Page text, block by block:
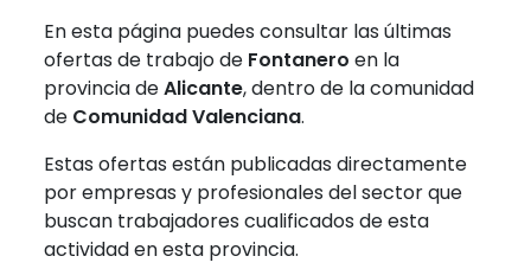
En esta página puedes consultar las últimas
ofertas de trabajo de Fontanero en la
provincia deAlicante, dentro de la comunidad
de Comunidad Valenciana.
Estas ofertas están publicadas directamente
por empresas y profesionales del sector que
buscan trabajadores cualificados de esta
actividad en esta provincia.